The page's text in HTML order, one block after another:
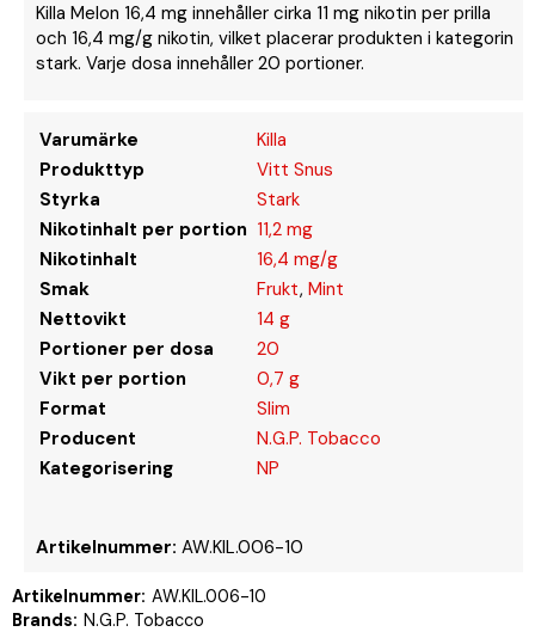
Killa Melon 16,4 mg innehåller cirka 11 mg nikotin per prilla
och 16,4 mg/g nikotin, vilket placerar produkten i kategorin
stark. Varje dosa innehåller 20 portioner.
Varumärke
Killa
Produkttyp
Vitt Snus
Styrka
Stark
Nikotinhalt per portion 11,2 mg
Nikotinhalt
16,4 mg/g
Smak
Frukt, Mint
Nettovikt
14 g
Portioner per dosa
20
Vikt per portion
0,7 g
Format
Slim
Producent
N.G.P. Tobacco
Kategorisering
NP
Artikelnummer: AW.KIL.006-10
Artikelnummer: AW.KIL.006-10
Brands: N.G.P. Tobacco